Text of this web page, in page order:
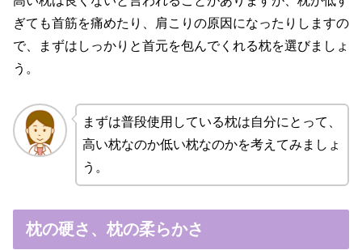
ぎても首筋を痛めたり、肩こりの原因になったりしますの
で、まずはしっかりと首元を包んでくれる枕を選びましょ
う。
まずは普段使用している枕は自分にとって、
高い枕なのか低い枕なのかを考えてみましょ
う。
枕の硬さ、枕の柔らかさ